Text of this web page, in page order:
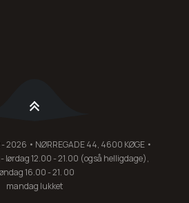
2026 • NØRREGADE 44, 4600 KØGE •
lørdag 12.00 - 21.00 (også helligdage),
16.00 - 21. 00
mandag lukket